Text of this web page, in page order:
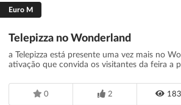
Euro M
Telepizza no Wonderland
a Telepizza está presente uma vez mais no
ativação que convida os visitantes da feira a
0 2 183